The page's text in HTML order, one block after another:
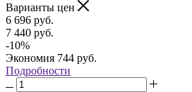
Варианты цен
6 696 руб.
7 440 руб.
-10%
Экономия 744 руб.
Подробности